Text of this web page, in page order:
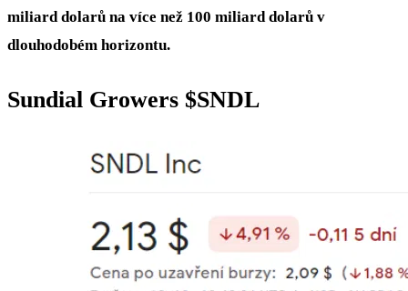
miliard dolarů na více než 100 miliard dolarů v
dlouhodobém horizontu.
Sundial Growers $SNDL